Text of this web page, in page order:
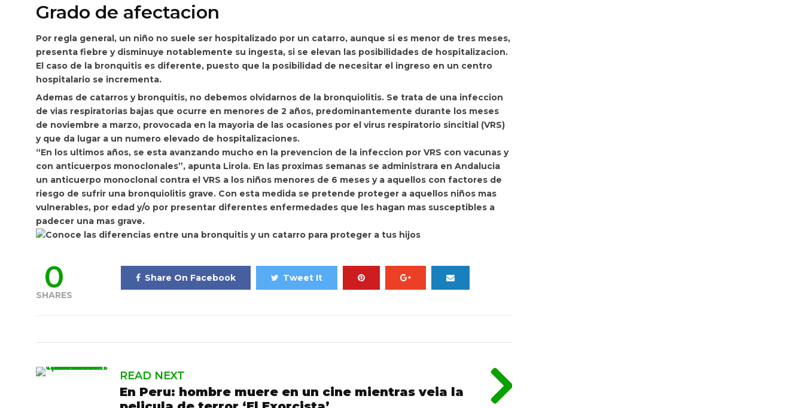
Grado de afectacion
Por regla general, un niño no suele ser hospitalizado por un catarro, aunque si es menor de tres meses,
presenta fiebre y disminuye notablemente su ingesta, si se elevan las posibilidades de hospitalizacion.
El caso de la bronquitis es diferente, puesto que la posibilidad de necesitar el ingreso en un centro
hospitalario se incrementa.
Ademas de catarros y bronquitis, no debemos olvidarnos de la bronquiolitis. Se trata de una infeccion
de vias respiratorias bajas que ocurre en menores de 2 años, predominantemente durante los meses
de noviembre a marzo, provocada en la mayoria de las ocasiones por el virus respiratorio sincitial (VRS)
y que da lugar a un numero elevado de hospitalizaciones.
“En los ultimos años, se esta avanzando mucho en la prevencion de la infeccion por VRS con vacunas y
con anticuerpos monoclonales”, apunta Lirola. En las proximas semanas se administrara en Andalucia
un anticuerpo monoclonal contra el VRS a los niños menores de 6 meses y a aquellos con factores de
riesgo de sufrir una bronquiolitis grave. Con esta medida se pretende proteger a aquellos niños mas
vulnerables, por edad y/o por presentar diferentes enfermedades que les hagan mas susceptibles a
padecer una mas grave.
0
SHARES
Share On Facebook Tweet It
READ NEXT
En Peru: hombre muere en un cine mientras veia la